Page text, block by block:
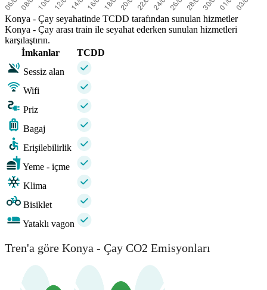
Konya - Çay seyahatinde TCDD tarafından sunulan hizmetler
Konya - Çay arası train ile seyahat ederken sunulan hizmetleri
karşılaştırın.
İmkanlar
TCDD
Sessiz alan
Wifi
Priz
Bagaj
Erişilebilirlik
Yeme - içme
Klima
Bisiklet
Yataklı vagon
Tren'a göre Konya - Çay CO2 Emisyonları